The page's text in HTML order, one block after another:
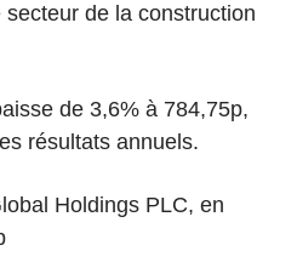
de la construction
de 3,6% à 784,75p,
résultats annuels.
Holdings PLC, en